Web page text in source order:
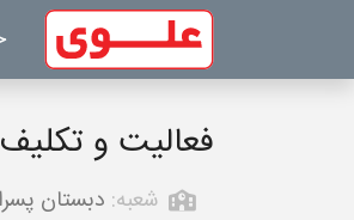
فعالیت و تکلیف
شعبه: دبستان